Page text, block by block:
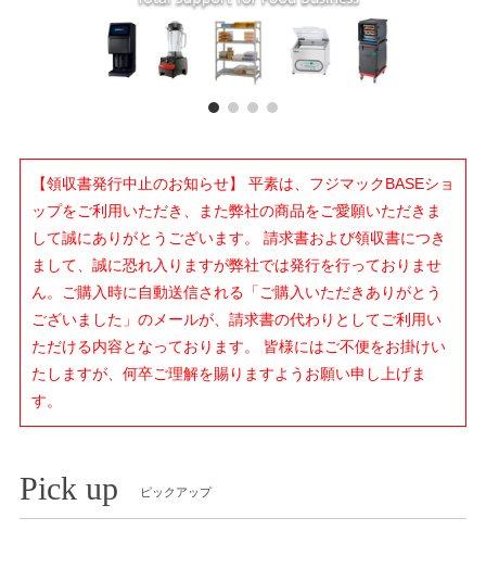
【領収書発行中止のお知らせ】 平素は、フジマックBASEショ
ップをご利用いただき、また弊社の商品をご愛願いただきま
して誠にありがとうございます。 請求書および領収書につき
まして、誠に恐れ入りますが弊社では発行を行っておりませ
ん。ご購入時に自動送信される「ご購入いただきありがとう
ございました」のメールが、請求書の代わりとしてご利用い
ただける内容となっております。 皆様にはご不便をお掛けい
たしますが、何卒ご理解を賜りますようお願い申し上げま
す。
Pick up ピックアップ